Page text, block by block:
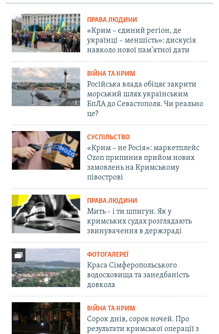
ПРАВА ЛЮДИНИ
«Крим – єдиний регіон, де
українці – меншість»: дискусія
навколо нової пам'ятної дати
ВІЙНА ТА КРИМ
Російська влада обіцяє закрити
морський шлях українським
БпЛА до Севастополя. Чи реально
це?
СУСПІЛЬСТВО
«Крим – не Росія»: маркетплейс
Ozon припинив прийом нових
замовлень на Кримському
півострові
ПРАВА ЛЮДИНИ
Мить – і ти шпигун. Як у
кримських судах розглядають
звинувачення в держзраді
ФОТОГАЛЕРЕЇ
Краса Сімферопольського
водосховища та занедбаність
довкола
ВІЙНА ТА КРИМ
Сорок днів, сорок ночей. Про
результати кримської операції з